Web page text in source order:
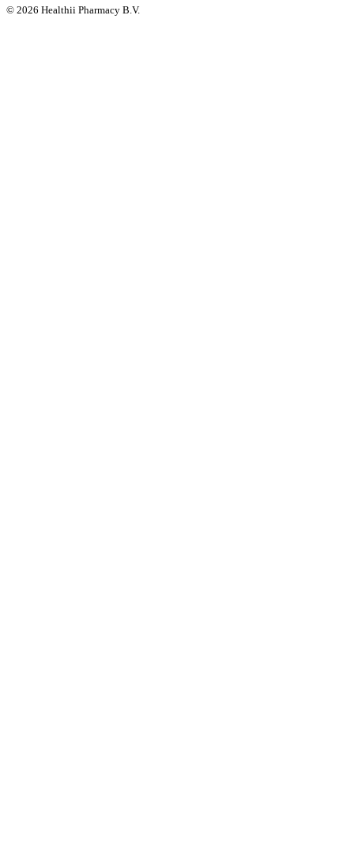
© 2026 Healthii Pharmacy B.V.